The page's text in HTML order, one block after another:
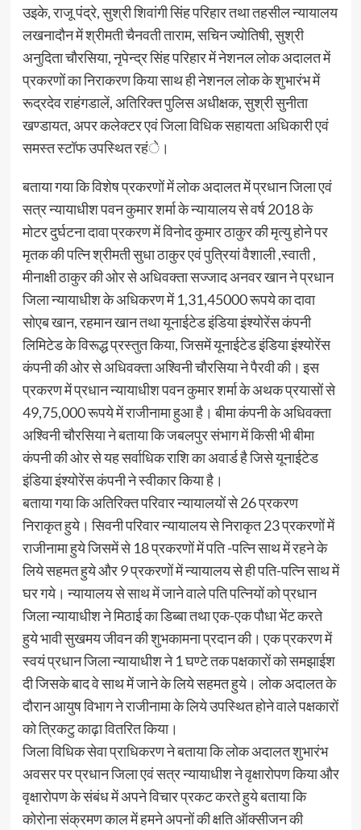
उइके, राजू पंद्रे, सुश्री शिवांगी सिंह परिहार तथा तहसील न्यायालय
लखनादौन में श्रीमती चैनवती ताराम, सचिन ज्योतिषी, सुश्री
अनुदिता चौरसिया, नृपेन्द्र सिंह परिहार में नेशनल लोक अदालत में
प्रकरणों का निराकरण किया साथ ही नेशनल लोक के शुभारंभ में
रूद्रदेव राहंगडालें, अतिरिक्त पुलिस अधीक्षक, सुश्री सुनीता
खण्डायत, अपर कलेक्टर एवं जिला विधिक सहायता अधिकारी एवं
समस्त स्टॉफ उपस्थित रहंे।
बताया गया कि विशेष प्रकरणों में लोक अदालत में प्रधान जिला एवं
सत्र न्यायाधीश पवन कुमार शर्मा के न्यायालय से वर्ष 2018 के
मोटर दुर्घटना दावा प्रकरण में विनोद कुमार ठाकुर की मृत्यु होने पर
मृतक की पत्नि श्रीमती सुधा ठाकुर एवं पुत्रियां वैशाली ,स्वाती ,
मीनाक्षी ठाकुर की ओर से अधिवक्ता सज्जाद अनवर खान ने प्रधान
जिला न्यायाधीश के अधिकरण में 1,31,45000 रूपये का दावा
सोएब खान, रहमान खान तथा यूनाईटेड इंडिया इंश्योरेंस कंपनी
लिमिटेड के विरूद्ध प्रस्तुत किया, जिसमें यूनाईटेड इंडिया इंश्योरेंस
कंपनी की ओर से अधिवक्ता अश्विनी चौरसिया ने पैरवी की। इस
प्रकरण में प्रधान न्यायाधीश पवन कुमार शर्मा के अथक प्रयासों से
49,75,000 रूपये में राजीनामा हुआ है। बीमा कंपनी के अधिवक्ता
अश्विनी चौरसिया ने बताया कि जबलपुर संभाग में किसी भी बीमा
कंपनी की ओर से यह सर्वाधिक राशि का अवार्ड है जिसे यूनाईटेड
इंडिया इंश्योरेंस कंपनी ने स्वीकार किया है।
बताया गया कि अतिरिक्त परिवार न्यायालयों से 26 प्रकरण
निराकृत हुये। सिवनी परिवार न्यायालय से निराकृत 23 प्रकरणों में
राजीनामा हुये जिसमें से 18 प्रकरणों में पति -पत्नि साथ में रहने के
लिये सहमत हुये और 9 प्रकरणों में न्यायालय से ही पति-पत्नि साथ में
घर गये। न्यायालय से साथ में जाने वाले पति पत्नियों को प्रधान
जिला न्यायाधीश ने मिठाई का डिब्बा तथा एक-एक पौधा भेंट करते
हुये भावी सुखमय जीवन की शुभकामना प्रदान की। एक प्रकरण में
स्वयं प्रधान जिला न्यायाधीश ने 1 घण्टे तक पक्षकारों को समझाईश
दी जिसके बाद वे साथ में जाने के लिये सहमत हुये। लोक अदालत के
दौरान आयुष विभाग ने राजीनामा के लिये उपस्थित होने वाले पक्षकारों
को त्रिकटु काढ़ा वितरित किया।
जिला विधिक सेवा प्राधिकरण ने बताया कि लोक अदालत शुभारंभ
अवसर पर प्रधान जिला एवं सत्र न्यायाधीश ने वृक्षारोपण किया और
वृक्षारोपण के संबंध में अपने विचार प्रकट करते हुये बताया कि
कोरोना संक्रमण काल में हमने अपनों की क्षति ऑक्सीजन की